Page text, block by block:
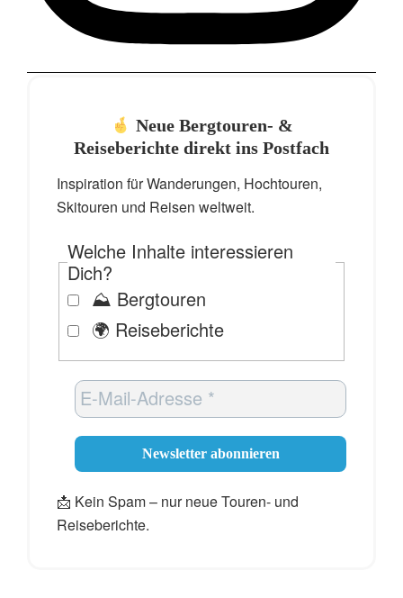
Neue Bergtouren- &
Reiseberichte direkt ins Postfach
Inspiration für Wanderungen, Hochtouren,
Skitouren und Reisen weltweit.
Welche Inhalte interessieren
Dich?
⛰️ Bergtouren
🌍 Reiseberichte
📩 Kein Spam – nur neue Touren- und
Reiseberichte.